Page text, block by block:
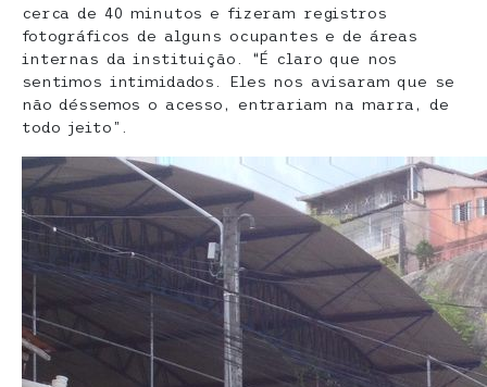
cerca de 40 minutos e fizeram registros
fotográficos de alguns ocupantes e de áreas
internas da instituição. “É claro que nos
sentimos intimidados. Eles nos avisaram que se
não déssemos o acesso, entrariam na marra, de
todo jeito”.